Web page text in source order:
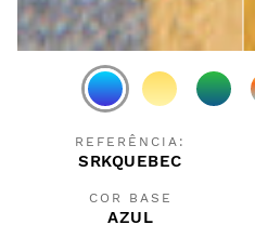
REFERÊNCIA:
SRKQUEBEC
COR BASE
AZUL